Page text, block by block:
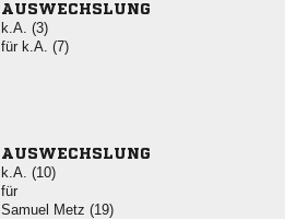
AUSWECHSLUNG
k.A. (3)
für k.A. (7)
AUSWECHSLUNG
k.A. (10)
für
  